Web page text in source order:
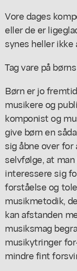
Vore dages
eller de er
synes heller
Tag vare på
Børn er jo
musikere og
komponist og
give børn en
sig åbne over for
selvfølge, at
interessere sig
forståelse og
musikmetodik,
kan afstanden
musiksmag
musikytringer
mindre fint